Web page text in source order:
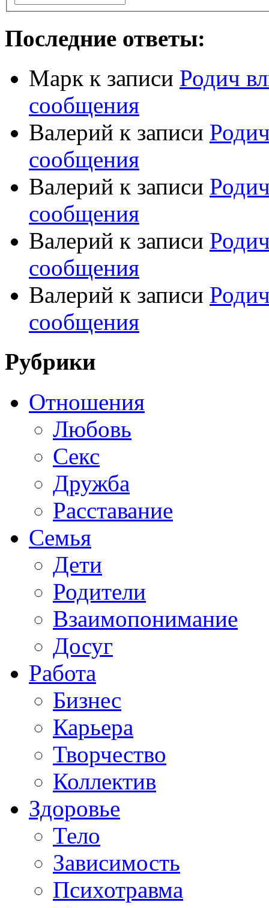
Последние ответы:
Марк к записи Родич
сообщения
Валерий к записи
сообщения
Валерий к записи
сообщения
Валерий к записи
сообщения
Валерий к записи
сообщения
Рубрики
Отношения
Любовь
Секс
Дружба
Расставание
Семья
Дети
Родители
Взаимопонимание
Досуг
Работа
Бизнес
Карьера
Творчество
Коллектив
Здоровье
Тело
Зависимость
Психотравма